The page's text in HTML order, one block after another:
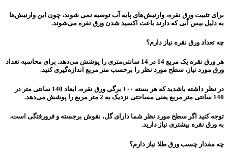
برای تثبیت ورق نقره، وارنیش‌های پایه آب توصیه نمی شوند، چون این وارنیش‌ها
به دلیل بیس آبی که دارند باعث اکسید شدن ورق نقره می‌شوند.
چه تعداد ورق نقره نیاز دارم؟
هر ورق نقره یک مربع 14 در 14 سانتی‌متری را پوشش می‌دهد. برای محاسبه تعداد
ورق مورد نیاز، سطح مورد نظر را برحسب متر مربع اندازه‌گیری کنید.
در نظر داشته باشدید که هر بسته ۱۰۰ برگی ورق نقره، ابعاد 140 سانتی متر در
140 سانتی متر مربع یعنی مساحتی نزدیک به 2 متر مربع را پوشش‌ می‌دهد.
توجه کنید اگر سطح مورد نظر شما دارای گل، نقوش برجسته و فرورفتگی است،
به ورق نقره بیشتری نیاز دارید.
چه مقدار چسب ورق طلا نیاز دارم؟